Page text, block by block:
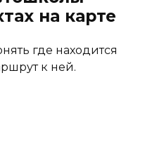
на карте
где находится
к ней.